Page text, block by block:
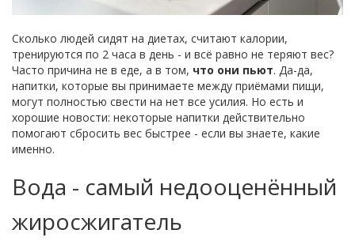
Сколько людей сидят на диетах, считают калории,
тренируются по 2 часа в день - и всё равно не теряют вес?
Часто причина не в еде, а в том, что они пьют. Да-да,
напитки, которые вы принимаете между приёмами пищи,
могут полностью свести на нет все усилия. Но есть и
хорошие новости: некоторые напитки действительно
помогают сбросить вес быстрее - если вы знаете, какие
именно.
Вода - самый недооценённый
жиросжигатель